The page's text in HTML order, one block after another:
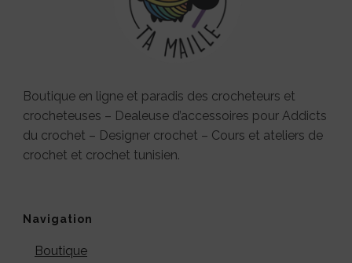
Boutique en ligne et paradis des crocheteurs et
crocheteuses – Dealeuse d’accessoires pour Addicts
du crochet – Designer crochet – Cours et ateliers de
crochet et crochet tunisien.
Navigation
Boutique